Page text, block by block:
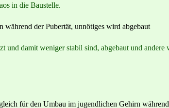
in die Baustelle.
und damit weniger stabil sind, abgebaut und